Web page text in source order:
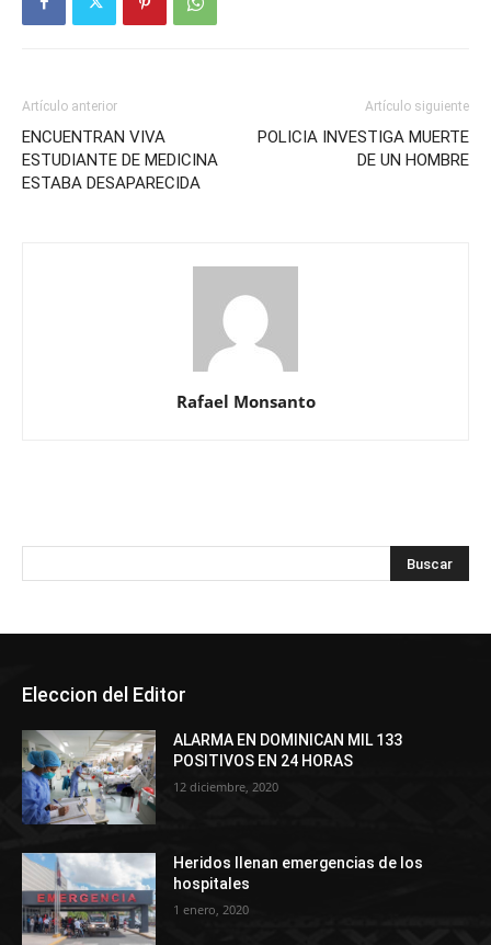
Artículo anterior
ENCUENTRAN VIVA
ESTUDIANTE DE MEDICINA
ESTABA DESAPARECIDA
Artículo siguiente
POLICIA INVESTIGA MUERTE
DE UN HOMBRE
Rafael Monsanto
Eleccion del Editor
ALARMA EN DOMINICAN MIL 133
POSITIVOS EN 24 HORAS
12 diciembre, 2020
Heridos llenan emergencias de los
hospitales
1 enero, 2020